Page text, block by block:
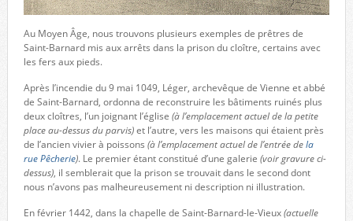
Au Moyen Âge, nous trouvons plusieurs exemples de prêtres de
Saint-Barnard mis aux arrêts dans la prison du cloître, certains avec
les fers aux pieds.
Après l’incendie du 9 mai 1049, Léger, archevêque de Vienne et abbé
de Saint-Barnard, ordonna de reconstruire les bâtiments ruinés plus
deux cloîtres, l’un joignant l’église (à l’emplacement actuel de la petite
place au-dessus du parvis)et l’autre, vers les maisons qui étaient près
de l’ancien vivier à poissons (à l’emplacement actuel de l’entrée dela
rue Pêcherie). Le premier étant constitué d’une galerie (voir gravure ci-
dessus), il semblerait que la prison se trouvait dans le second dont
nous n’avons pas malheureusement ni description ni illustration.
En février 1442, dans la chapelle de Saint-Barnard-le-Vieux(actuelle